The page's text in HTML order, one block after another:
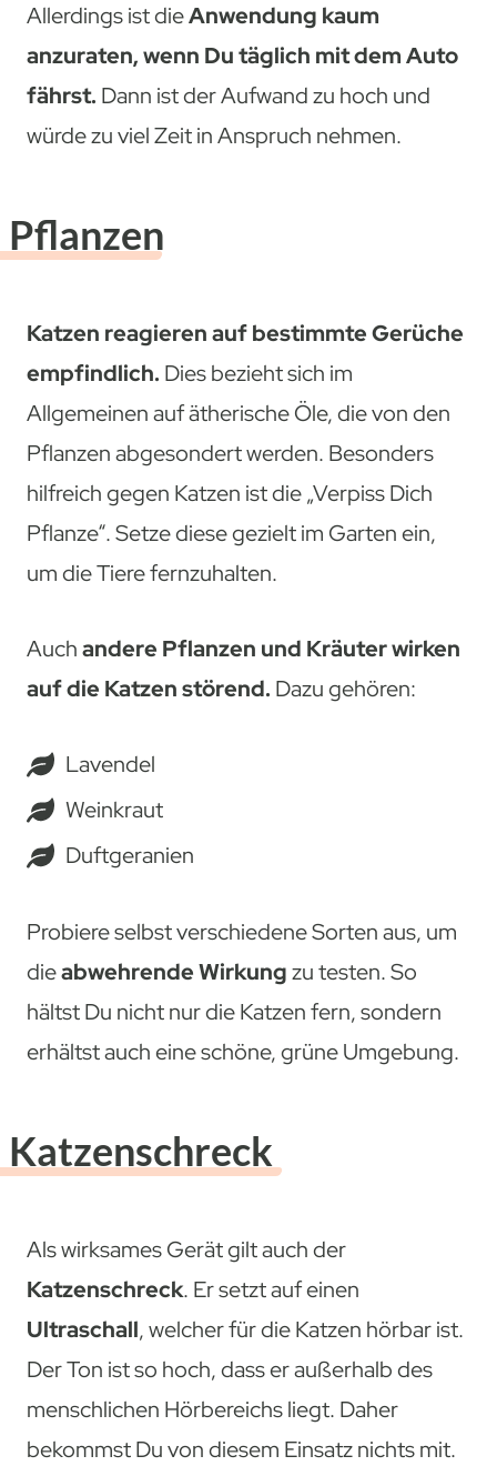
Allerdings ist dieAnwendung kaum
anzuraten, wenn Du täglich mit dem Auto
fährst. Dann ist der Aufwand zu hoch und
würde zu viel Zeit in Anspruch nehmen.
Pflanzen
Katzen reagieren auf bestimmte Gerüche
empfindlich. Dies bezieht sich im
Allgemeinen auf ätherische Öle, die von den
Pflanzen abgesondert werden. Besonders
hilfreich gegen Katzen ist die „Verpiss Dich
Pflanze“. Setze diese gezielt im Garten ein,
um die Tiere fernzuhalten.
Auchandere Pflanzen und Kräuter wirken
auf die Katzen störend. Dazu gehören:
Lavendel
Weinkraut
Duftgeranien
Probiere selbst verschiedene Sorten aus, um
dieabwehrende Wirkungzu testen. So
hältst Du nicht nur die Katzen fern, sondern
erhältst auch eine schöne, grüne Umgebung.
Katzenschreck
Als wirksames Gerät gilt auch der
Katzenschreck. Er setzt auf einen
Ultraschall, welcher für die Katzen hörbar ist.
Der Ton ist so hoch, dass er außerhalb des
menschlichen Hörbereichs liegt. Daher
bekommst Du von diesem Einsatz nichts mit.